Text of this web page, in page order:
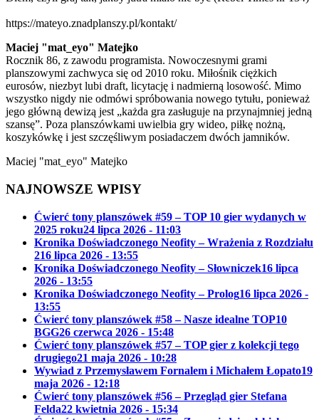
https://mateyo.znadplanszy.pl/kontakt/
Maciej "mat_eyo" Matejko
Rocznik 86, z zawodu programista. Nowoczesnymi grami
planszowymi zachwyca się od 2010 roku. Miłośnik ciężkich
eurosów, niezbyt lubi draft, licytację i nadmierną losowość. Mimo
wszystko nigdy nie odmówi spróbowania nowego tytułu, ponieważ
jego główną dewizą jest „każda gra zasługuje na przynajmniej jedną
szansę”. Poza planszówkami uwielbia gry wideo, piłkę nożną,
koszykówkę i jest szczęśliwym posiadaczem dwóch jamników.
Maciej "mat_eyo" Matejko
NAJNOWSZE WPISY
Ćwierć tony planszówek #59 – TOP 10 gier wydanych w
2025 roku24 lipca 2026 - 11:03
Kronika Doświadczonego Neofity – Wrażenia z Rozdziału
216 lipca 2026 - 13:55
Kronika Doświadczonego Neofity – Słowniczek16 lipca
2026 - 13:55
Kronika Doświadczonego Neofity – Prolog16 lipca 2026 -
13:55
Ćwierć tony planszówek #58 – Nasze idealne TOP10
BGG26 czerwca 2026 - 15:48
Ćwierć tony planszówek #57 – TOP gier z kolekcji tego
drugiego21 maja 2026 - 10:28
Wywiad z Przemysławem Fornalem i Michałem Łopato19
maja 2026 - 12:18
Ćwierć tony planszówek #56 – Przegląd gier Stefana
Felda22 kwietnia 2026 - 15:34